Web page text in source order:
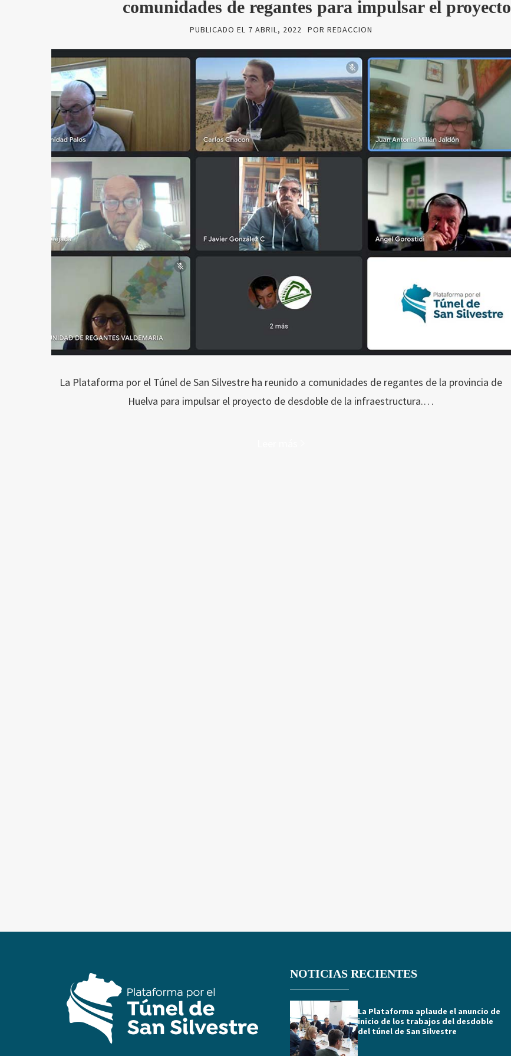
comunidades de regantes para impulsar el proyecto
PUBLICADO EL 7 ABRIL, 2022 POR REDACCION
La Plataforma por el Túnel de San Silvestre ha reunido a comunidades de regantes de la provincia de
Huelva para impulsar el proyecto de desdoble de la infraestructura.…
NOTICIAS RECIENTES
La Plataforma aplaude el anuncio de
inicio de los trabajos del desdoble
del túnel de San Silvestre